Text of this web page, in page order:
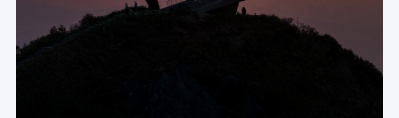
项目位置：广东，深圳
建筑面积：300平方米